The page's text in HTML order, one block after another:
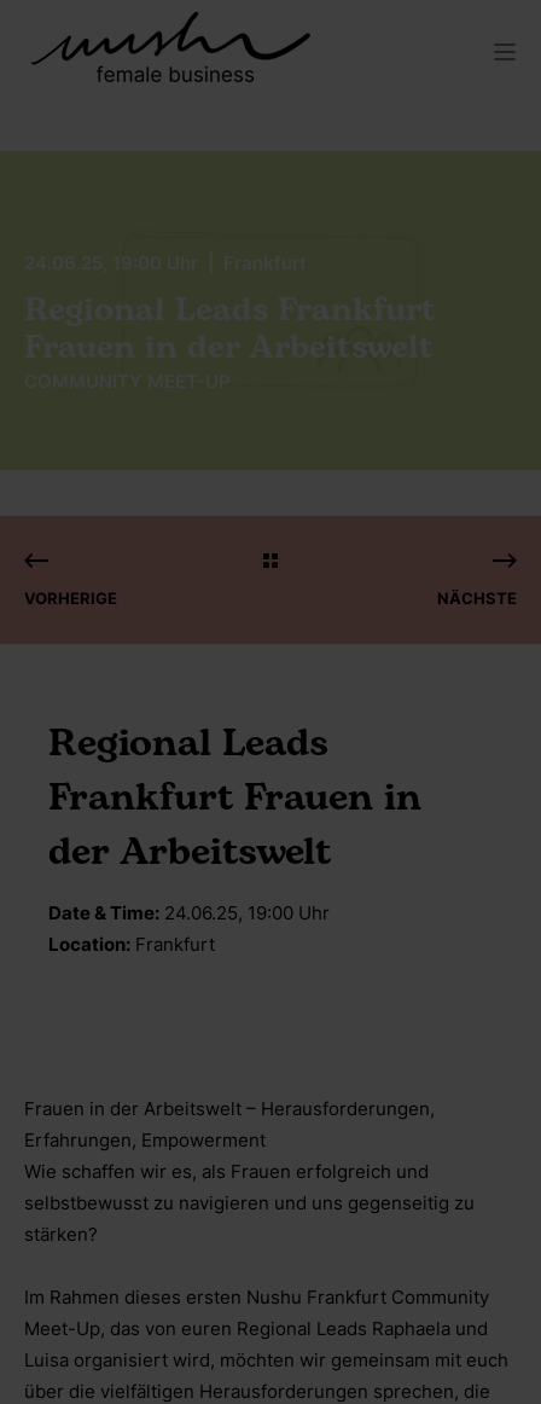
24.06.25, 19:00 Uhr | Frankfurt
Regional Leads Frankfurt
Frauen in der Arbeitswelt
COMMUNITY MEET-UP
VORHERIGE NÄCHSTE
Regional Leads
Frankfurt Frauen in
der Arbeitswelt
Date & Time: 24.06.25, 19:00 Uhr
Location: Frankfurt
Frauen in der Arbeitswelt – Herausforderungen,
Erfahrungen, Empowerment
Wie schaffen wir es, als Frauen erfolgreich und
selbstbewusst zu navigieren und uns gegenseitig zu
stärken?
Im Rahmen dieses ersten Nushu Frankfurt Community
Meet-Up, das von euren Regional Leads Raphaela und
Luisa organisiert wird, möchten wir gemeinsam mit euch
über die vielfältigen Herausforderungen sprechen, die